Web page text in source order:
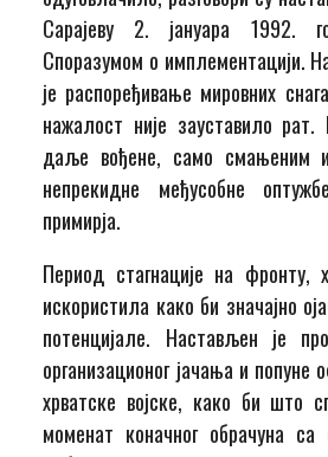
Сарајеву 2. јануара 1992.
Споразумом о имплементацији.
је распоређивање мировних
нажалост није зауставило
даље вођене, само смањеним
непрекидне међусобне
примирја.
Период стагнације на фронту,
искористила како би значајно
потенцијале. Настављен је
организационог јачања и
хрватске војске, како би што
моменат коначног обрачуна са